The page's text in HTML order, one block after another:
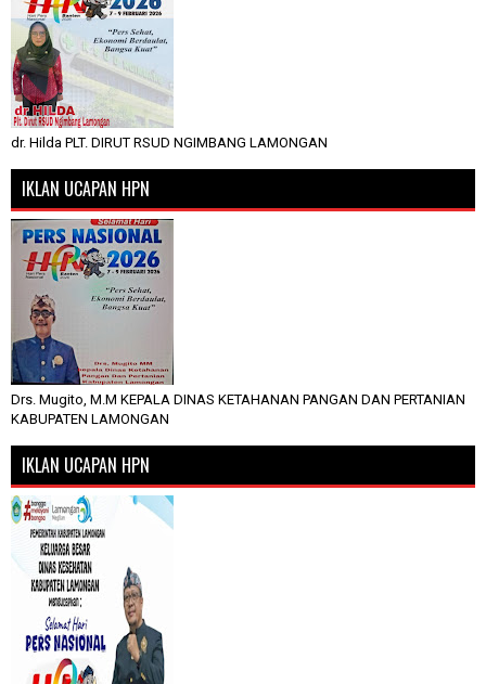
dr. Hilda PLT. DIRUT RSUD NGIMBANG LAMONGAN
IKLAN UCAPAN HPN
Drs. Mugito, M.M KEPALA DINAS KETAHANAN PANGAN DAN PERTANIAN
KABUPATEN LAMONGAN
IKLAN UCAPAN HPN